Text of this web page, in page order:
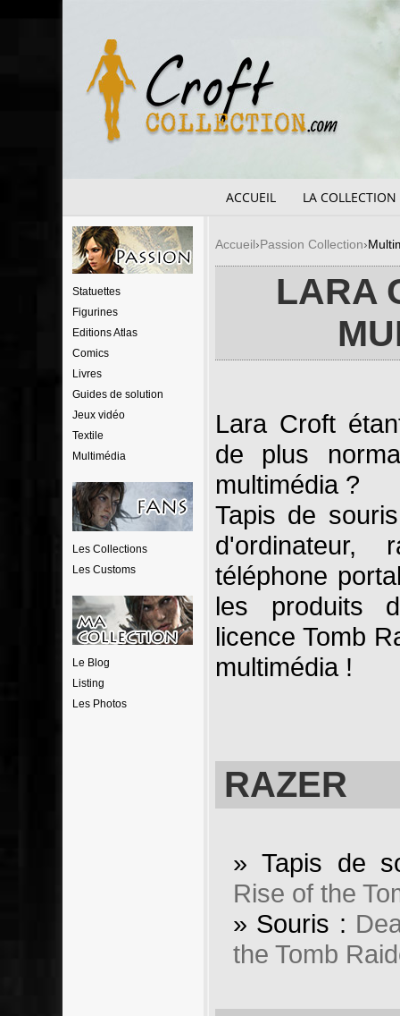
ACCUEIL LA COLLECTION
Statuettes
Figurines
Editions Atlas
Comics
Livres
Guides de solution
Jeux vidéo
Textile
Multimédia
Les Collections
Les Customs
Le Blog
Listing
Les Photos
Accueil Passion Collection
LARA
Lara Croft
de plus
multimédia ?
Tapis de
téléphone
les produits
licence Tomb
multimédia !
RAZER
» Tapis de
Rise of the
» Souris :
the Tomb